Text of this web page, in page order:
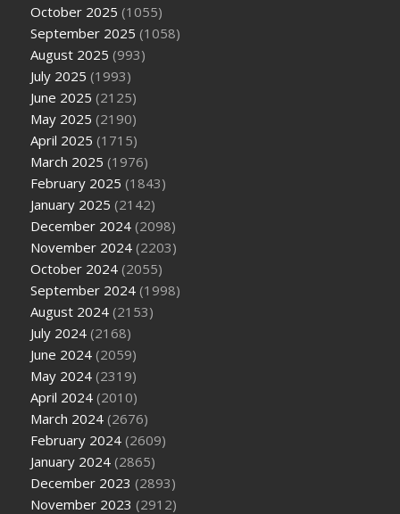
October 2025 (1055)
September 2025 (1058)
August 2025 (993)
July 2025 (1993)
June 2025 (2125)
May 2025 (2190)
April 2025 (1715)
March 2025 (1976)
February 2025 (1843)
January 2025 (2142)
December 2024 (2098)
November 2024 (2203)
October 2024 (2055)
September 2024 (1998)
August 2024 (2153)
July 2024 (2168)
June 2024 (2059)
May 2024 (2319)
April 2024 (2010)
March 2024 (2676)
February 2024 (2609)
January 2024 (2865)
December 2023 (2893)
November 2023 (2912)